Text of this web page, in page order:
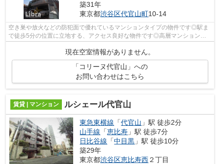
築31年
東京都渋谷区代官山町10-14
空き巣や放火などの防犯面で優れているマンションタイプの物件です◎駅ま
で徒歩5分の位置に立地する、アクセス良好な物件です◎高層マンションの
最上階は、あまり虫が入ってこないので虫...
現在空室情報がありません。
「コリーヌ代官山」への
お問い合わせはこちら
賃貸 | マンション ルシェール代官山
東急東横線 「代官山 」駅 徒歩2分
山手線 「恵比寿 」駅 徒歩7分
日比谷線 「中目黒 」駅 徒歩10分
築29年
東京都渋谷区恵比寿西２丁目